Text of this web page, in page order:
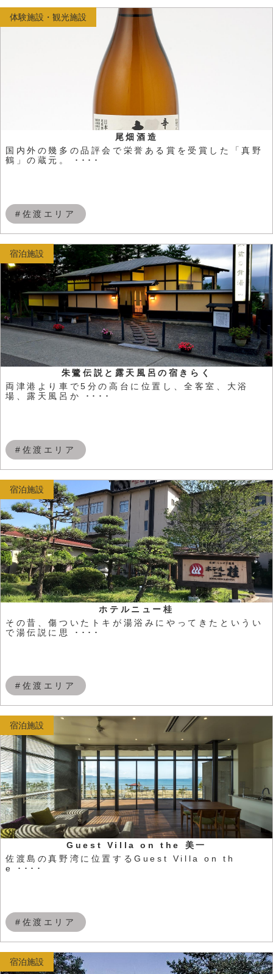
尾畑酒造
国内外の幾多の品評会で栄誉ある賞を受賞した「真野
鶴」の蔵元。 ････
#佐渡エリア
体験施設・観光施設
朱鷺伝説と露天風呂の宿きらく
両津港より車で5分の高台に位置し、全客室、大浴
場、露天風呂か ････
#佐渡エリア
宿泊施設
ホテルニュー桂
その昔、傷ついたトキが湯浴みにやってきたというい
で湯伝説に思 ････
#佐渡エリア
宿泊施設
Guest Villa on the 美一
佐渡島の真野湾に位置するGuest Villa on th
e ････
#佐渡エリア
宿泊施設
宿泊施設